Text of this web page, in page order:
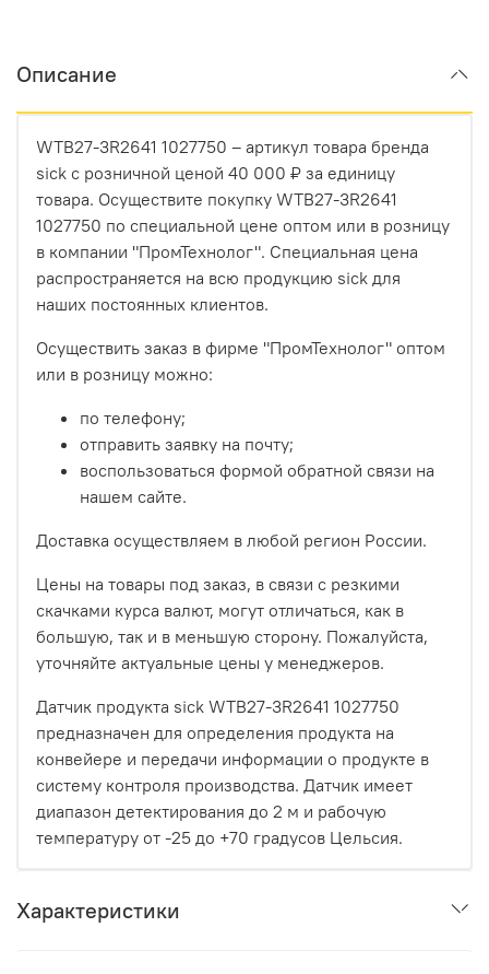
Описание
WTB27-3R2641 1027750 – артикул товара бренда
sick с розничной ценой 40 000 ₽ за единицу
товара. Осуществите покупку WTB27-3R2641
1027750 по специальной цене оптом или в розницу
в компании "ПромТехнолог". Специальная цена
распространяется на всю продукцию sick для
наших постоянных клиентов.
Осуществить заказ в фирме "ПромТехнолог" оптом
или в розницу можно:
по телефону;
отправить заявку на почту;
воспользоваться формой обратной связи на
нашем сайте.
Доставка осуществляем в любой регион России.
Цены на товары под заказ, в связи с резкими
скачками курса валют, могут отличаться, как в
большую, так и в меньшую сторону. Пожалуйста,
уточняйте актуальные цены у менеджеров.
Датчик продукта sick WTB27-3R2641 1027750
предназначен для определения продукта на
конвейере и передачи информации о продукте в
систему контроля производства. Датчик имеет
диапазон детектирования до 2 м и рабочую
температуру от -25 до +70 градусов Цельсия.
Характеристики